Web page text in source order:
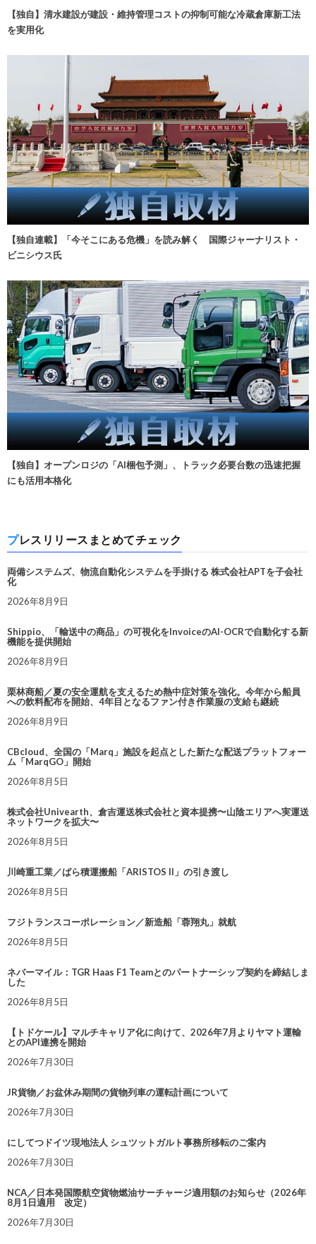
【独自】清水建設が建設・維持管理コストの抑制可能な冷蔵倉庫新工法
を実用化
【独自連載】「今そこにある危機」を読み解く 国際ジャーナリスト・
ビニシウス氏
【独自】オープンロジの「AI梱包予測」、トラック必要台数の迅速把握
にも活用本格化
プレスリリースまとめてチェック
両備システムズ、物流自動化システムを手掛ける 株式会社APTを子会社
化
2026年8月9日
Shippio、「輸送中の商品」の可視化をInvoiceのAI-OCRで自動化する新
機能を提供開始
2026年8月9日
栗林商船／夏の安全運航を支えるため熱中症対策を強化。今年から船員
への飲料配布を開始、4年目となるファン付き作業服の支給も継続
2026年8月9日
CBcloud、全国の「Marq」施設を起点とした新たな配送プラットフォー
ム「MarqGO」開始
2026年8月5日
株式会社Univearth、倉吉運送株式会社と資本提携〜山陰エリアへ実運送
ネットワークを拡大〜
2026年8月5日
川崎重工業／ばら積運搬船「ARISTOS II」の引き渡し
2026年8月5日
フジトランスコーポレーション／新造船「蓉翔丸」就航
2026年8月5日
ネバーマイル：TGR Haas F1 Teamとのパートナーシップ契約を締結しま
した
2026年8月5日
【トドケール】マルチキャリア化に向けて、2026年7月よりヤマト運輸
とのAPI連携を開始
2026年7月30日
JR貨物／お盆休み期間の貨物列車の運転計画について
2026年7月30日
にしてつドイツ現地法人 シュツットガルト事務所移転のご案内
2026年7月30日
NCA／日本発国際航空貨物燃油サーチャージ適用額のお知らせ（2026年
8月1日適用 改定）
2026年7月30日